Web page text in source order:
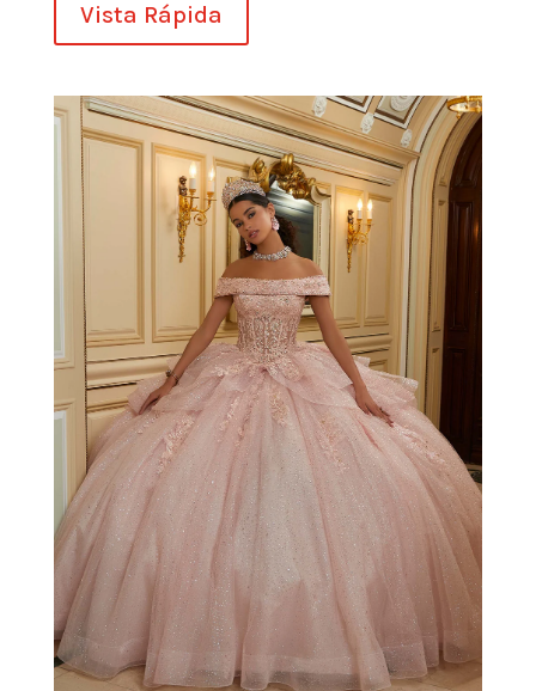
Vista Rápida